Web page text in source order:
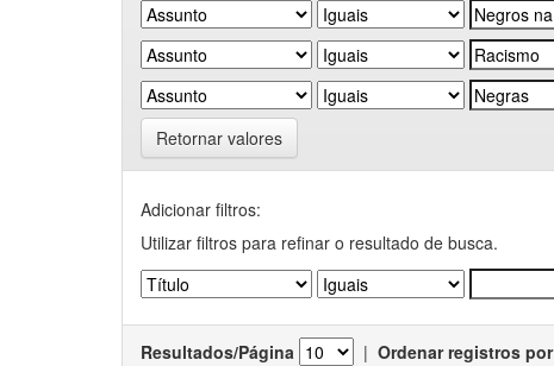
Retornar valores
Adicionar filtros:
Utilizar filtros para refinar o resultado de busca.
Resultados/Página | Ordenar registros por